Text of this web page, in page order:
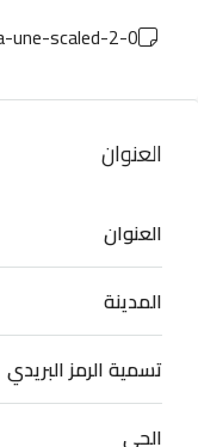
0-image-a-la-une-scaled-2
العنوان
العنوان
المدينة
تسمية الرمز البريدي
الحي